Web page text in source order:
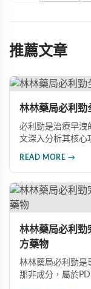
推薦文章
林林藥局必利勁
必利勁是治療早洩
文深入分析其核心
READ MORE →
林林藥局必利勁
方藥物
林林藥局必利勁是
那非成分，屬於